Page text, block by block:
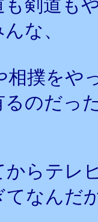
剣道も
な、
相撲をや
のだっ
らテレ
てなんだ